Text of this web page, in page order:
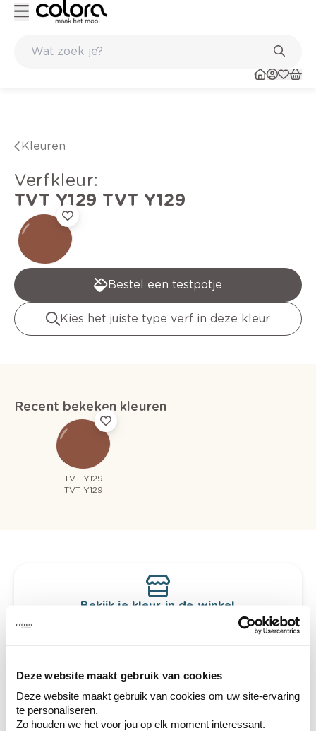
Deze website maakt gebruik van cookies
Deze website maakt gebruik van cookies om uw site-ervaring
te personaliseren.
Zo houden we het voor jou op elk moment interessant.
Kleuren
verfkleur:
TVT Y129 TVT Y129
Bestel een testpotje
Kies het juiste type verf in deze kleur
Recent bekeken kleuren
TVT Y129
TVT Y129
Bekijk je kleur in de winkel
Ontdek er kleurechte stalen van je
te verfijnen.
Krijg persoonlijk advies om kleuren te
combineren.